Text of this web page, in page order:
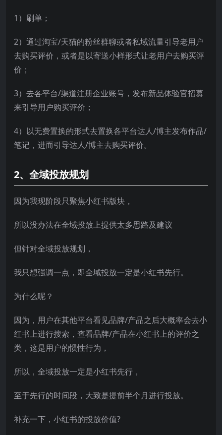
1）刷单；
2）通过淘宝/天猫的粉丝群聊或者私域流量引导老用户
去购买评价，或者是以寄送小样形式让老用户去购买评
价；
3）去各平台/渠道注册企业账号，发布新品体验官招募
来引导用户购买评价；
4）以无费置换的形式去置换各平台达人/博主发布作品/
笔记，进而引导达人/博主去购买评价。
2、全域投放规划
因为我现阶段只聚焦小红书版块，
所以没办法在全域投放上提供太多思路及建议
但针对全域投放规划，
我只想强调一点，即全域投放一定是小红书先行。
为什么呢？
因为，用户在其他平台看见品牌/产品之后大概率会去小
红书上进行搜索，查看品牌/产品在小红书上的评价之
类，这是用户的惯性行为，
所以，全域投放一定是小红书先行，
至于先行的时间段，大致是提前半个月进行投放。
补充一下，小红书的投放价值?